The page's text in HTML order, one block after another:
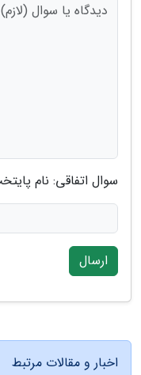
سوال اتفاقی: نام
ارسال
اخبار و مقالات مرتبط